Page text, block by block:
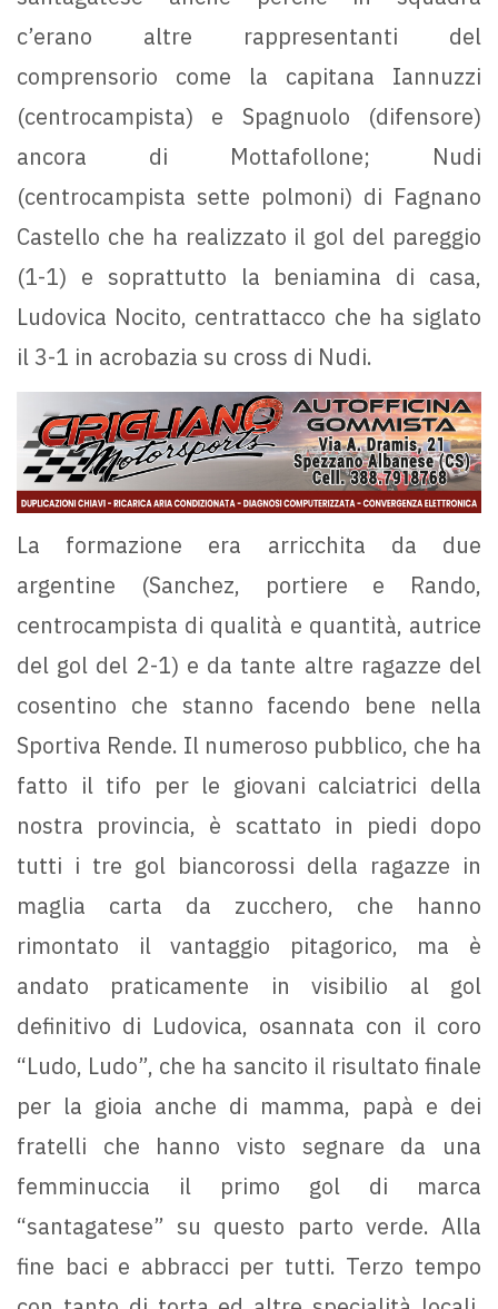
c’erano altre rappresentanti del
comprensorio come la capitana Iannuzzi
(centrocampista) e Spagnuolo (difensore)
ancora di Mottafollone; Nudi
(centrocampista sette polmoni) di Fagnano
Castello che ha realizzato il gol del pareggio
(1-1) e soprattutto la beniamina di casa,
Ludovica Nocito, centrattacco che ha siglato
il 3-1 in acrobazia su cross di Nudi.
La formazione era arricchita da due
argentine (Sanchez, portiere e Rando,
centrocampista di qualità e quantità, autrice
del gol del 2-1) e da tante altre ragazze del
cosentino che stanno facendo bene nella
Sportiva Rende. Il numeroso pubblico, che ha
fatto il tifo per le giovani calciatrici della
nostra provincia, è scattato in piedi dopo
tutti i tre gol biancorossi della ragazze in
maglia carta da zucchero, che hanno
rimontato il vantaggio pitagorico, ma è
andato praticamente in visibilio al gol
definitivo di Ludovica, osannata con il coro
“Ludo, Ludo”, che ha sancito il risultato finale
per la gioia anche di mamma, papà e dei
fratelli che hanno visto segnare da una
femminuccia il primo gol di marca
“santagatese” su questo parto verde. Alla
fine baci e abbracci per tutti. Terzo tempo